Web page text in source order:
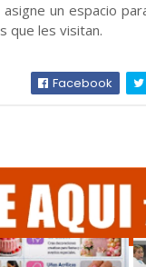
un espacio
que les visitan.
Facebook